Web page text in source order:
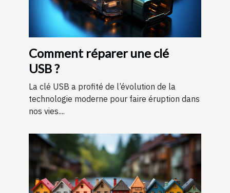
Comment réparer une clé
USB ?
La clé USB a profité de l’évolution de la
technologie moderne pour faire éruption dans
nos vies....